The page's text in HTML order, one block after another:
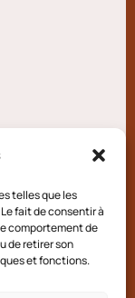
telles que les
fait de consentir à
comportement de
de retirer son
et fonctions.